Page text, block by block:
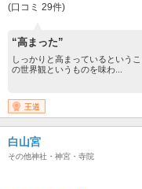
(口コミ 29件)
“高まった”
しっかりと高まっているという
の世界観というものを味わ...
王道
白山宮
その他神社・神宮・寺院